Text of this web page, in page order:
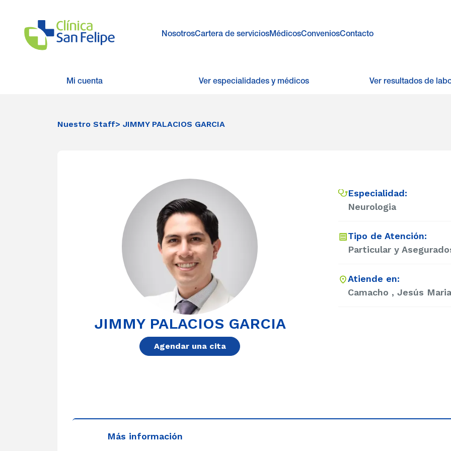
NosotrosCartera de serviciosMédicosConveniosContacto
Mi cuenta Ver especialidades y médicos Ver resultados de
Nuestro Staff> JIMMY PALACIOS GARCIA
JIMMY PALACIOS GARCIA
Agendar una cita
Especialidad:
Neurologia
Tipo de Atención:
Particular y
Atiende en:
Camacho , Jesús
Más información